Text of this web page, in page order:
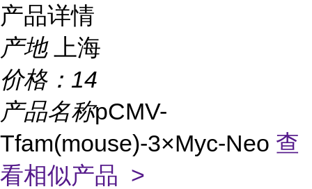
产品详情
产地
上海
价格： 14
产品名称pCMV-
Tfam(mouse)-3×Myc-Neo 查
看相似产品 >